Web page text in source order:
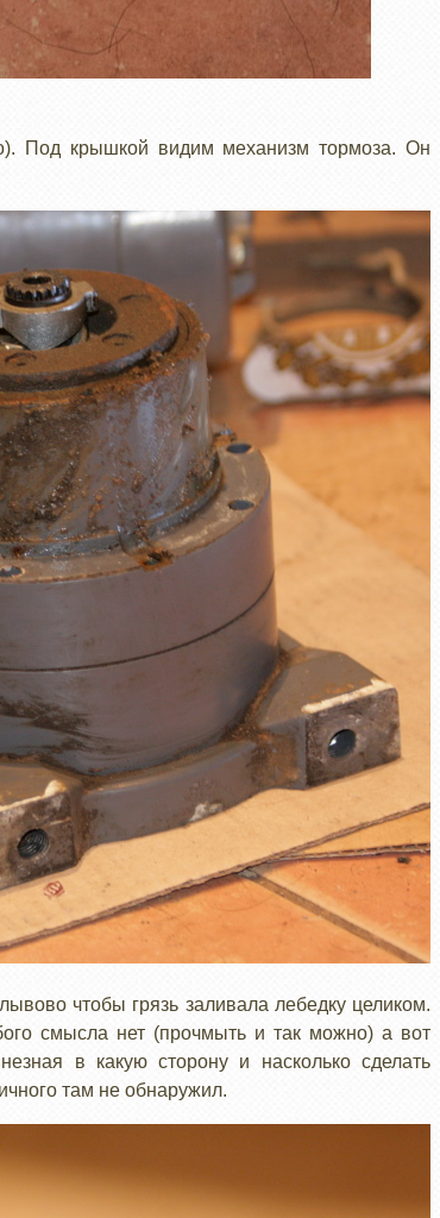
Под крышкой видим механизм тормоза. Он
чтобы грязь заливала лебедку целиком.
смысла нет (прочмыть и так можно) а вот
в какую сторону и насколько сделать
там не обнаружил.